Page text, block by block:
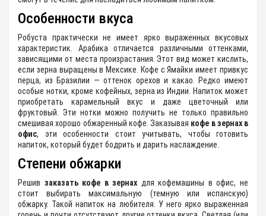
Особенности вкуса
Робуста практически не имеет ярко выраженных вкусовых
характеристик. Арабика отличается различными оттенками,
зависящими от места произрастания. Этот вид может кислить,
если зерна выращены в Мексике. Кофе с Ямайки имеет привкус
перца, из Бразилии — оттенок орехов и какао. Редко имеют
особые нотки, кроме кофейных, зерна из Индии. Напиток может
приобретать карамельный вкус и даже цветочный или
фруктовый. Эти нотки можно получить не только правильно
смешивая хорошо обжаренный кофе. Заказывая кофе в зернах в
офис, эти особенности стоит учитывать, чтобы готовить
напиток, который будет бодрить и дарить наслаждение.
Степени обжарки
Решив заказать кофе в зернах для кофемашины в офис, не
стоит выбирать максимальную (темную или испанскую)
обжарку. Такой напиток на любителя. У него ярко выраженная